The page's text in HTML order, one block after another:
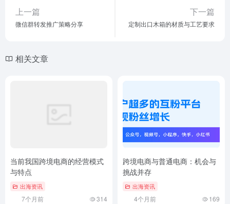
上一篇
微信群转发推广策略分享
下一篇
定制出口木箱的材质与工艺要求
相关文章
当前我国跨境电商的经营模式
与特点
出海资讯
7个月前 314
跨境电商与普通电商：机会与
挑战并存
出海资讯
4个月前 169